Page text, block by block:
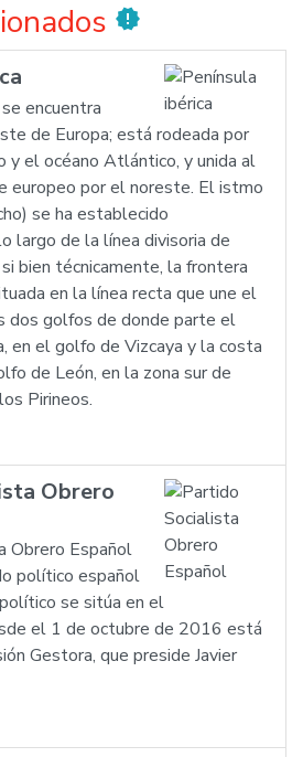
new_releases
encuentra
de Europa; está rodeada por
y el océano Atlántico, y unida al
europeo por el noreste. El istmo
se ha establecido
largo de la línea divisoria de
bien técnicamente, la frontera
en la línea recta que une el
dos golfos de donde parte el
en el golfo de Vizcaya y la costa
de León, en la zona sur de
Pirineos.
Obrero
Obrero Español
político español
se sitúa en el
el 1 de octubre de 2016 está
Gestora, que preside Javier